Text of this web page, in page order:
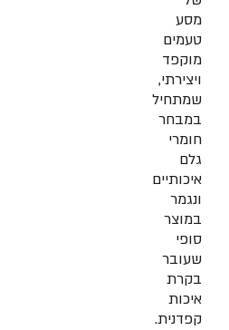
מסע
טעמים
מוקפד
ויצירתי,
שמתחיל
במבחר
חומרי
גלם
איכותיים
ונגמר
במוצר
סופי
שעובר
בקרת
איכות
קפדנית.